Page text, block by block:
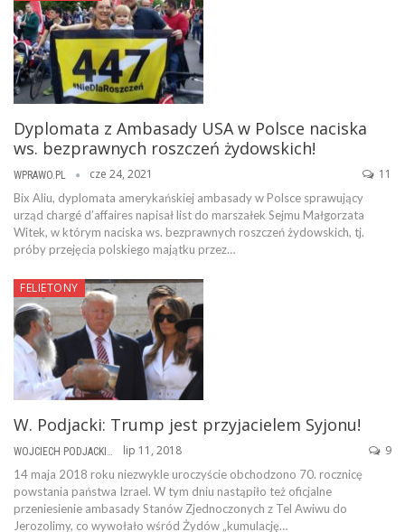
Dyplomata z Ambasady USA w Polsce naciska
ws. bezprawnych roszczeń żydowskich!
WPRAWO.PL cze 24, 2021 11
Bix Aliu, dyplomata amerykańskiej ambasady w Polsce sprawujący
urząd chargé d’affaires napisał list do marszałek Sejmu Małgorzata
Witek, w którym naciska ws. bezprawnych roszczeń żydowskich, tj.
próby przejęcia polskiego majątku przez…
FELIETONY
W. Podjacki: Trump jest przyjacielem Syjonu!
WOJCIECH PODJACKI lip 11, 2018 9
14 maja 2018 roku niezwykle uroczyście obchodzono 70. rocznicę
powstania państwa Izrael. W tym dniu nastąpiło też oficjalne
przeniesienie ambasady Stanów Zjednoczonych z Tel Awiwu do
Jerozolimy, co wywołało wśród Żydów „kumulację…